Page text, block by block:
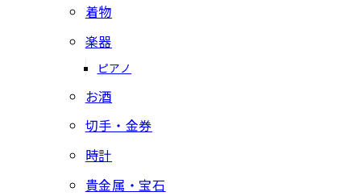
着物
楽器
ピアノ
お酒
切手・金券
時計
貴金属・宝石